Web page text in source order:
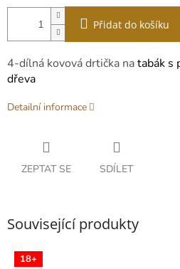
Přidat do košíku
4-dílná kovová drtička natabák s
dřeva
Detailní informace
ZEPTAT SE SDÍLET
Související produkty
18+